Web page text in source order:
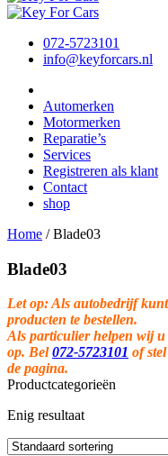
072-5723101
info@keyforcars.nl
Automerken
Motormerken
Reparatie’s
Services
Registreren als klant
Contact
shop
Home /Blade03
Blade03
Let op: Als autobedrijf
producten te bestellen.
Als particulier helpen wij u
op. Bel072-5723101 of
de pagina.
Productcategorieën
Enig resultaat